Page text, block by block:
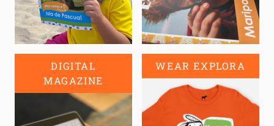
DIGITAL
MAGAZINE
WEAR EXPLORA